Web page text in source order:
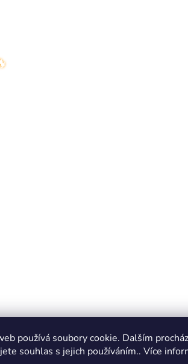
používá soubory cookie. Dalším
souhlas s jejich používáním.. Více